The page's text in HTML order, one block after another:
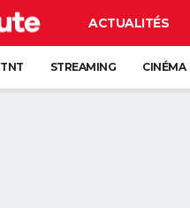
ACTUALITÉS
TNT STREAMING CINÉMA